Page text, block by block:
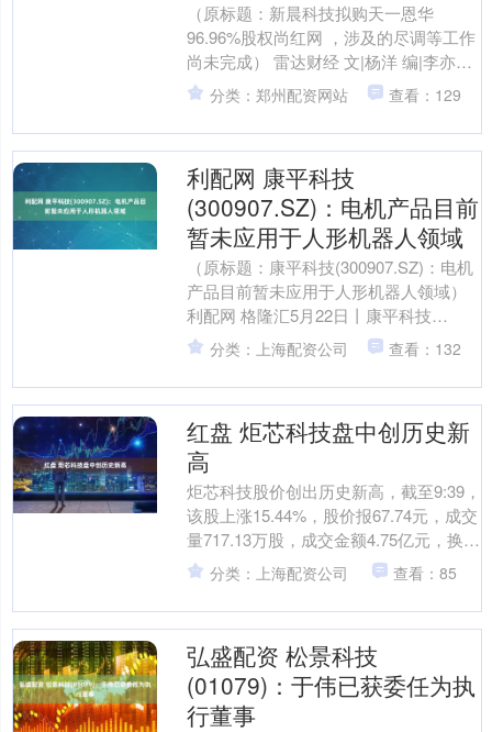
（原标题：新晨科技拟购天一恩华
96.96%股权尚红网 ，涉及的尽调等工作
尚未完成） 雷达财经 文|杨洋 编|李亦辉
5月21日，新晨科技（证券代码：
300542....
分类：郑州配资网站 查看：129
利配网 康平科技
(300907.SZ)：电机产品目前
暂未应用于人形机器人领域
（原标题：康平科技(300907.SZ)：电机
产品目前暂未应用于人形机器人领域）
利配网 格隆汇5月22日丨康平科技
(300907.SZ)在互动平台表示，公司电
机....
分类：上海配资公司 查看：132
红盘 炬芯科技盘中创历史新
高
炬芯科技股价创出历史新高，截至9:39，
该股上涨15.44%，股价报67.74元，成交
量717.13万股，成交金额4.75亿元，换手
率4.09%红盘，该股最新A....
分类：上海配资公司 查看：85
弘盛配资 松景科技
(01079)：于伟已获委任为执
行董事